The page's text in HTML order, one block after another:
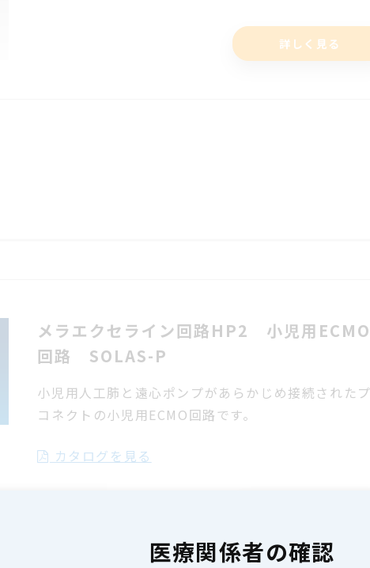
詳しく見る
メラエクセライン回路HP2 小児用ECMO
回路 SOLAS-P
小児用人工肺と遠心ポンプがあらかじめ接続された
コネクトの小児用 ECMO回路です。
カタログを見る
医療関係者の確認